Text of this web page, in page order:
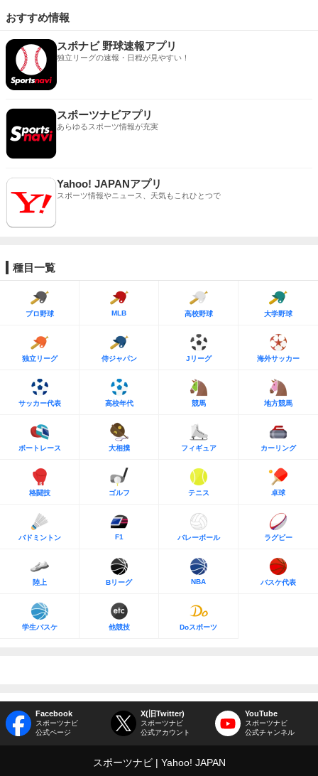
おすすめ情報
スポナビ 野球速報アプリ
独立リーグの速報・日程が見やすい！
スポーツナビアプリ
あらゆるスポーツ情報が充実
Yahoo! JAPANアプリ
スポーツ情報やニュース、天気もこれひとつで
種目一覧
プロ野球 MLB 高校野球 大学野球
独立リーグ 侍ジャパン Jリーグ 海外サッカー
サッカー代表 高校年代 競馬 地方競馬
ボートレース 大相撲 フィギュア カーリング
格闘技 ゴルフ テニス 卓球
バドミントン F1 バレーボール ラグビー
陸上 Bリーグ NBA バスケ代表
学生バスケ 他競技 Doスポーツ
Facebook
スポーツナビ
公式ページ
X(旧Twitter)
スポーツナビ
公式アカウント
YouTube
スポーツナビ
公式チャンネル
スポーツナビ Yahoo! JAPAN